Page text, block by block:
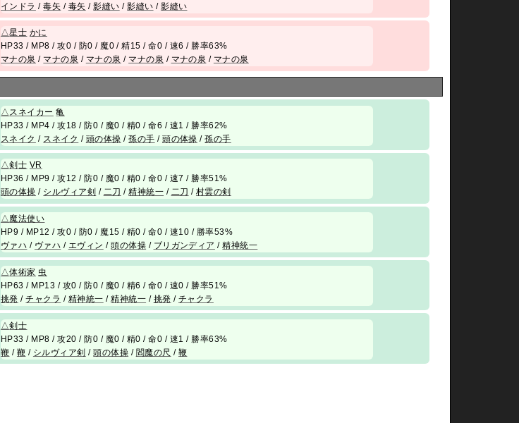
インドラ /毒矢 / 毒矢 /影縫い /影縫い /影縫い
△星士 かに
HP33 / MP8 / 攻0 / 防0 / 魔0 / 精15 / 命0 / 速6 / 勝率63%
マナの泉 / マナの泉 / マナの泉 / マナの泉 / マナの泉 / マナの泉
△ スネイカー 亀
HP33 / MP4 / 攻18 / 防0 / 魔0 / 精0 / 命6 / 速1 / 勝率62%
スネイク / スネイク / 頭の体操 /孫の手 /頭の体操 /孫の手
△剣士 VR
HP36 / MP9 / 攻12 / 防0 / 魔0 / 精0 / 命0 / 速7 / 勝率51%
頭の体操 / シルヴィア剣 / 二刀 /精神統一 / 二刀 / 村雲の剣
△魔法使い
HP9 / MP12 / 攻0 / 防0 / 魔15 / 精0 / 命0 / 速10 / 勝率53%
ヴァハ / ヴァハ / エヴィン /頭の体操 / ブリガンディア /精神統一
△体術家 虫
HP63 / MP13 / 攻0 / 防0 / 魔0 / 精6 / 命0 / 速0 / 勝率51%
挑発 /チャクラ / 精神統一 /精神統一 / 挑発 / チャクラ
△剣士
HP33 / MP8 / 攻20 / 防0 / 魔0 / 精0 / 命0 / 速1 / 勝率63%
鞭 / 鞭 / シルヴィア剣 /頭の体操 / 閻魔の尺 / 鞭